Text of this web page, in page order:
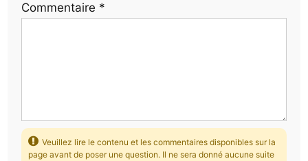
Commentaire *
Veuillez lire le contenu et les commentaires disponibles sur la
page avant de poser une question. Il ne sera donné aucune suite